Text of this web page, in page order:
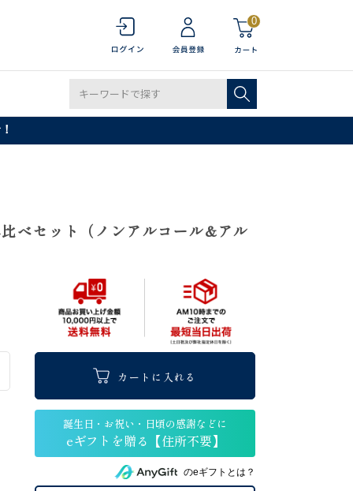
0
べセット（ノンアルコール&アル
カートに入れる
のeギフトとは？